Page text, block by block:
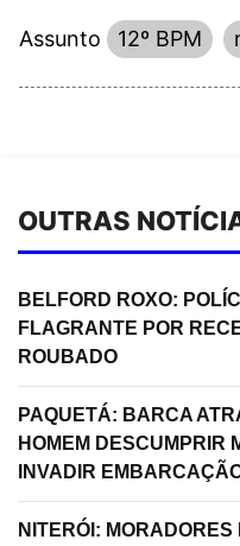
Assunto 12º BPM
OUTRAS
BELFORD ROXO:
FLAGRANTE POR
ROUBADO
PAQUETÁ: BARCA
HOMEM DESCUMPRIR
INVADIR
NITERÓI: